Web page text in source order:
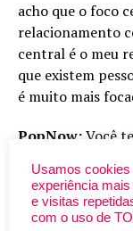
acho que o foco
relacionamento
central é o meu
que existem
é muito mais
PopNow:Você
trabalho?
Manu Gavassi:
Usamos
experiência
e visitas
com o uso de